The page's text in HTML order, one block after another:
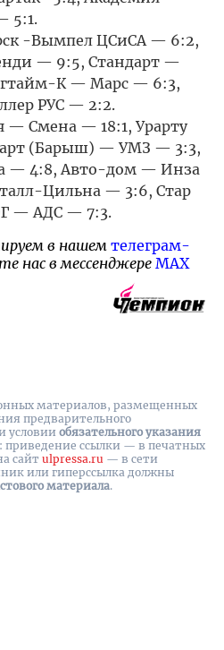
5:1.
-Вымпел ЦСиСА — 6:2,
— 9:5, Стандарт —
К — Марс — 6:3,
РУС — 2:2.
— Смена — 18:1, Урарту
(Барыш) — УМЗ — 3:3,
— 4:8, Авто-дом — Инза
Цильна — 3:6, Стар
— АДС — 7:3.
в нашем телеграм-
нас в мессенджере MAX
материалов, размещенных
предварительного
условии обязательного указания
: приведение ссылки — в печатных
cайт ulpressa.ru — в сети
или гиперссылка должны
материала.